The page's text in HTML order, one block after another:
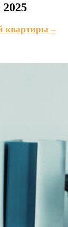
квартиры –